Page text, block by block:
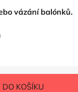
vázání balónků.
DO KOŠÍKU